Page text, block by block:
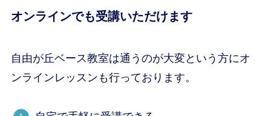
オンラインでも受講いただけます
自由が丘ベース教室は通うのが大変という方にオ
ンラインレッスンも行っております。